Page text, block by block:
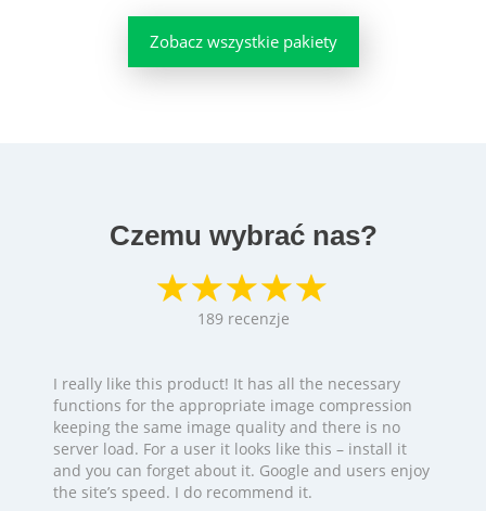
Zobacz wszystkie pakiety
Czemu wybrać nas?
189 recenzje
I really like this product! It has all the necessary
functions for the appropriate image compression
keeping the same image quality and there is no
server load. For a user it looks like this – install it
and you can forget about it. Google and users enjoy
the site’s speed. I do recommend it.